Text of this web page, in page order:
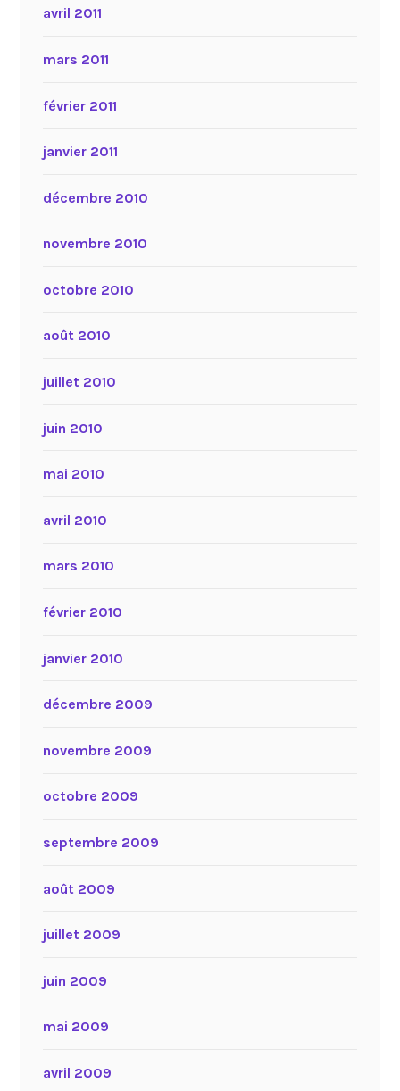
avril 2011
mars 2011
février 2011
janvier 2011
décembre 2010
novembre 2010
octobre 2010
août 2010
juillet 2010
juin 2010
mai 2010
avril 2010
mars 2010
février 2010
janvier 2010
décembre 2009
novembre 2009
octobre 2009
septembre 2009
août 2009
juillet 2009
juin 2009
mai 2009
avril 2009